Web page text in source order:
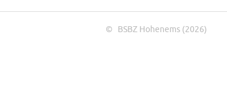
© BSBZ Hohenems (2026)